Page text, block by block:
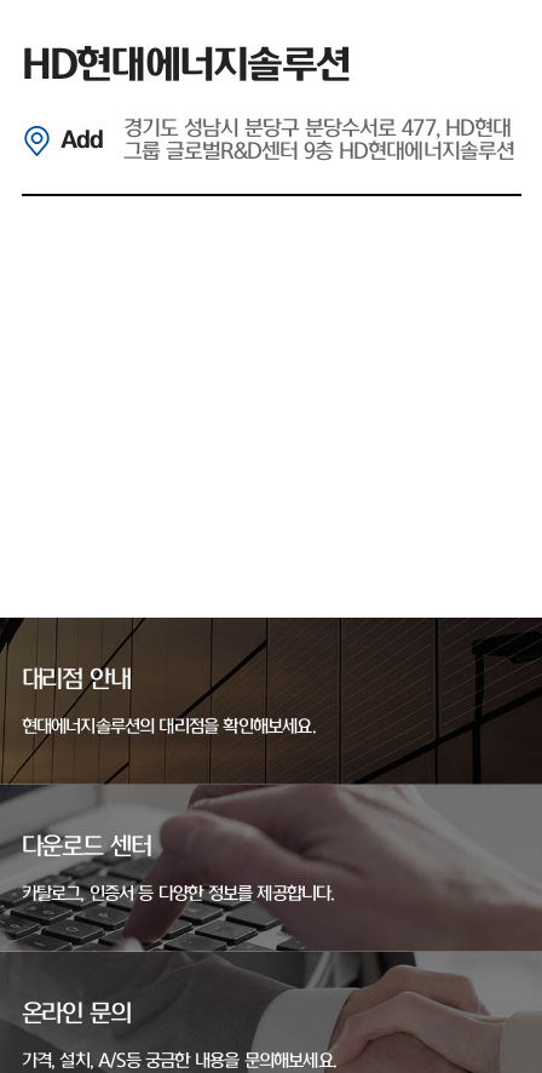
HD현대에너지솔루션
Add
경기도 성남시 분당구 분당수서로 477, HD현대
그룹 글로벌R&D센터 9층 HD현대에너지솔루션
대리점 안내
현대에너지솔루션의 대리점을 확인해보세요.
다운로드 센터
카탈로그, 인증서 등 다양한 정보를 제공합니다.
온라인 문의
가격, 설치, A/S등 궁금한 내용을 문의해보세요.